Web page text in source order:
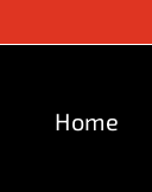
Home